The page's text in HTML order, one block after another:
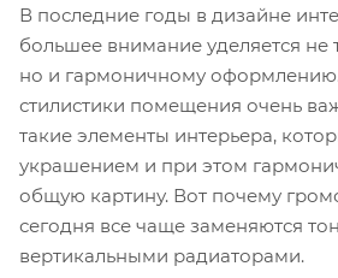
В последние годы в дизайне
большее внимание уделяется не
но и гармоничному
стилистики помещения очень
такие элементы интерьера,
украшением и при этом
общую картину. Вот почему
сегодня все чаще заменяются
вертикальными радиаторами.